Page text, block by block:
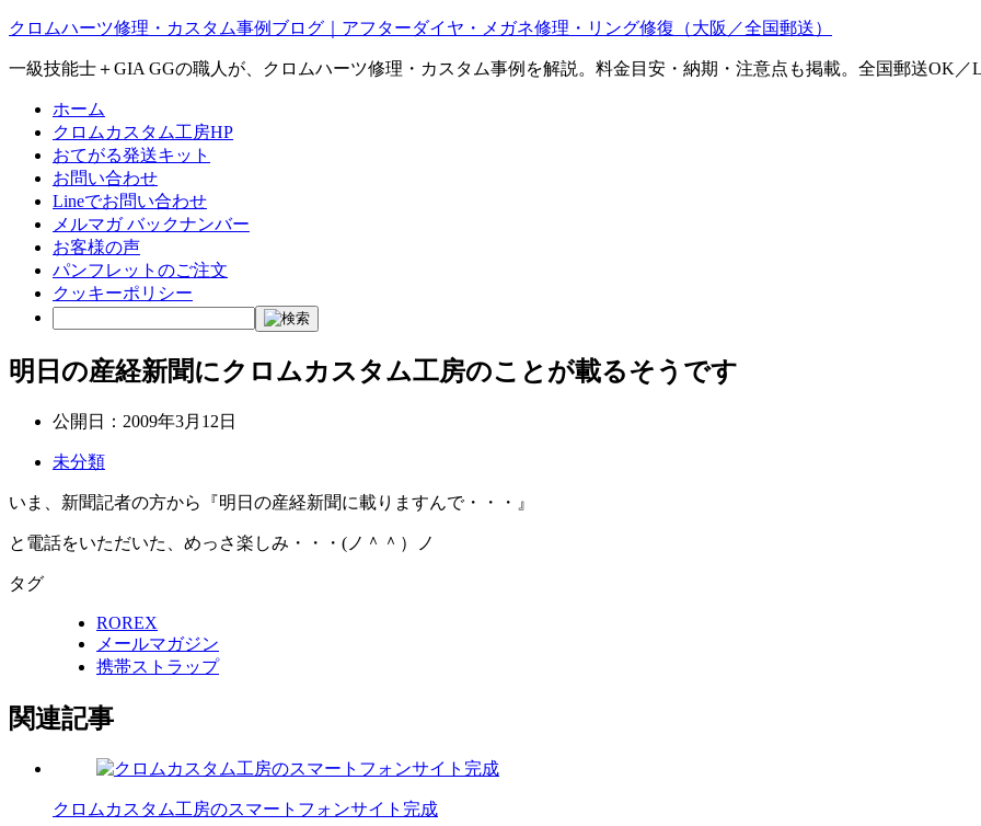
クロムハーツ修理・カスタム事例ブログ｜アフターダイヤ・メガネ修理・リング修復（大阪／全国郵送）
一級技能士＋GIA GGの職人が、クロムハーツ修理・カスタム事例を解説。料金目安・納期・注意点も掲載。全国郵送OK
ホーム
クロムカスタム工房HP
おてがる発送キット
お問い合わせ
Lineでお問い合わせ
メルマガ バックナンバー
お客様の声
パンフレットのご注文
クッキーポリシー
明日の産経新聞にクロムカスタム工房のことが載るそうです
公開日： 2009年3月12日
未分類
いま、新聞記者の方から『明日の産経新聞に載りますんで・・・』
と電話をいただいた、めっさ楽しみ・・・(ノ＾＾）ノ
タグ
ROREX
メールマガジン
携帯ストラップ
関連記事
クロムカスタム工房のスマートフォンサイト完成